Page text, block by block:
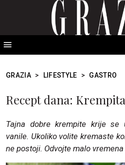
GRAZIA > LIFESTYLE > GASTRO
Recept dana:
Tajna dobre krempite krije
vanile. Ukoliko volite kremaste
ne postoji. Odvojte malo